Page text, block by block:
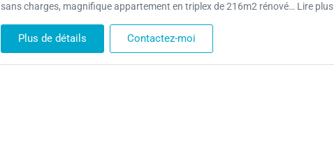
sans charges, magnifique appartement en triplex de 216m2 rénové… Lire plus
Plus de détails Contactez-moi